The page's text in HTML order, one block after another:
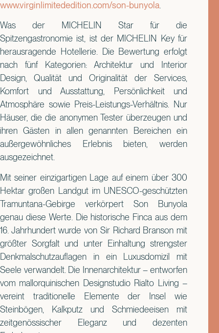
www.virginlimitededition.com/son-bunyola
Was der MICHELIN Star für die
Spitzengastronomie ist, ist der MICHELIN Key für
herausragende Hotellerie. Die Bewertung erfolgt
nach fünf Kategorien: Architektur und Interior
Design, Qualität und Originalität der Services,
Komfort und Ausstattung, Persönlichkeit und
Atmosphäre sowie Preis-Leistungs-Verhältnis. Nur
Häuser, die die anonymen Tester überzeugen und
ihren Gästen in allen genannten Bereichen ein
außergewöhnliches Erlebnis bieten, werden
ausgezeichnet.
Mit seiner einzigartigen Lage auf einem über 300
Hektar großen Landgut im UNESCO-geschützten
Tramuntana-Gebirge verkörpert Son Bunyola
genau diese Werte. Die historische Finca aus dem
16. Jahrhundert wurde von Sir Richard Branson mit
größter Sorgfalt und unter Einhaltung strengster
Denkmalschutzauflagen in ein Luxusdomizil mit
Seele verwandelt. Die Innenarchitektur – entworfen
vom mallorquinischen Designstudio Rialto Living –
vereint traditionelle Elemente der Insel wie
Steinbögen, Kalkputz und Schmiedeeisen mit
zeitgenössischer Eleganz und dezenten